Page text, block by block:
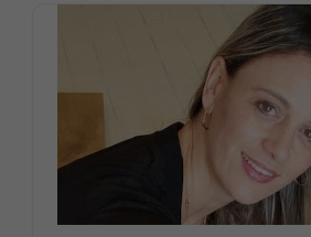
והום
סטיילינג